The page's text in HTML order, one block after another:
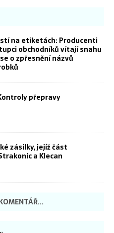
na etiketách: Producenti
obchodníků vítají snahu
o zpřesnění názvů
přepravy
zásilky, jejíž část
a Klecan